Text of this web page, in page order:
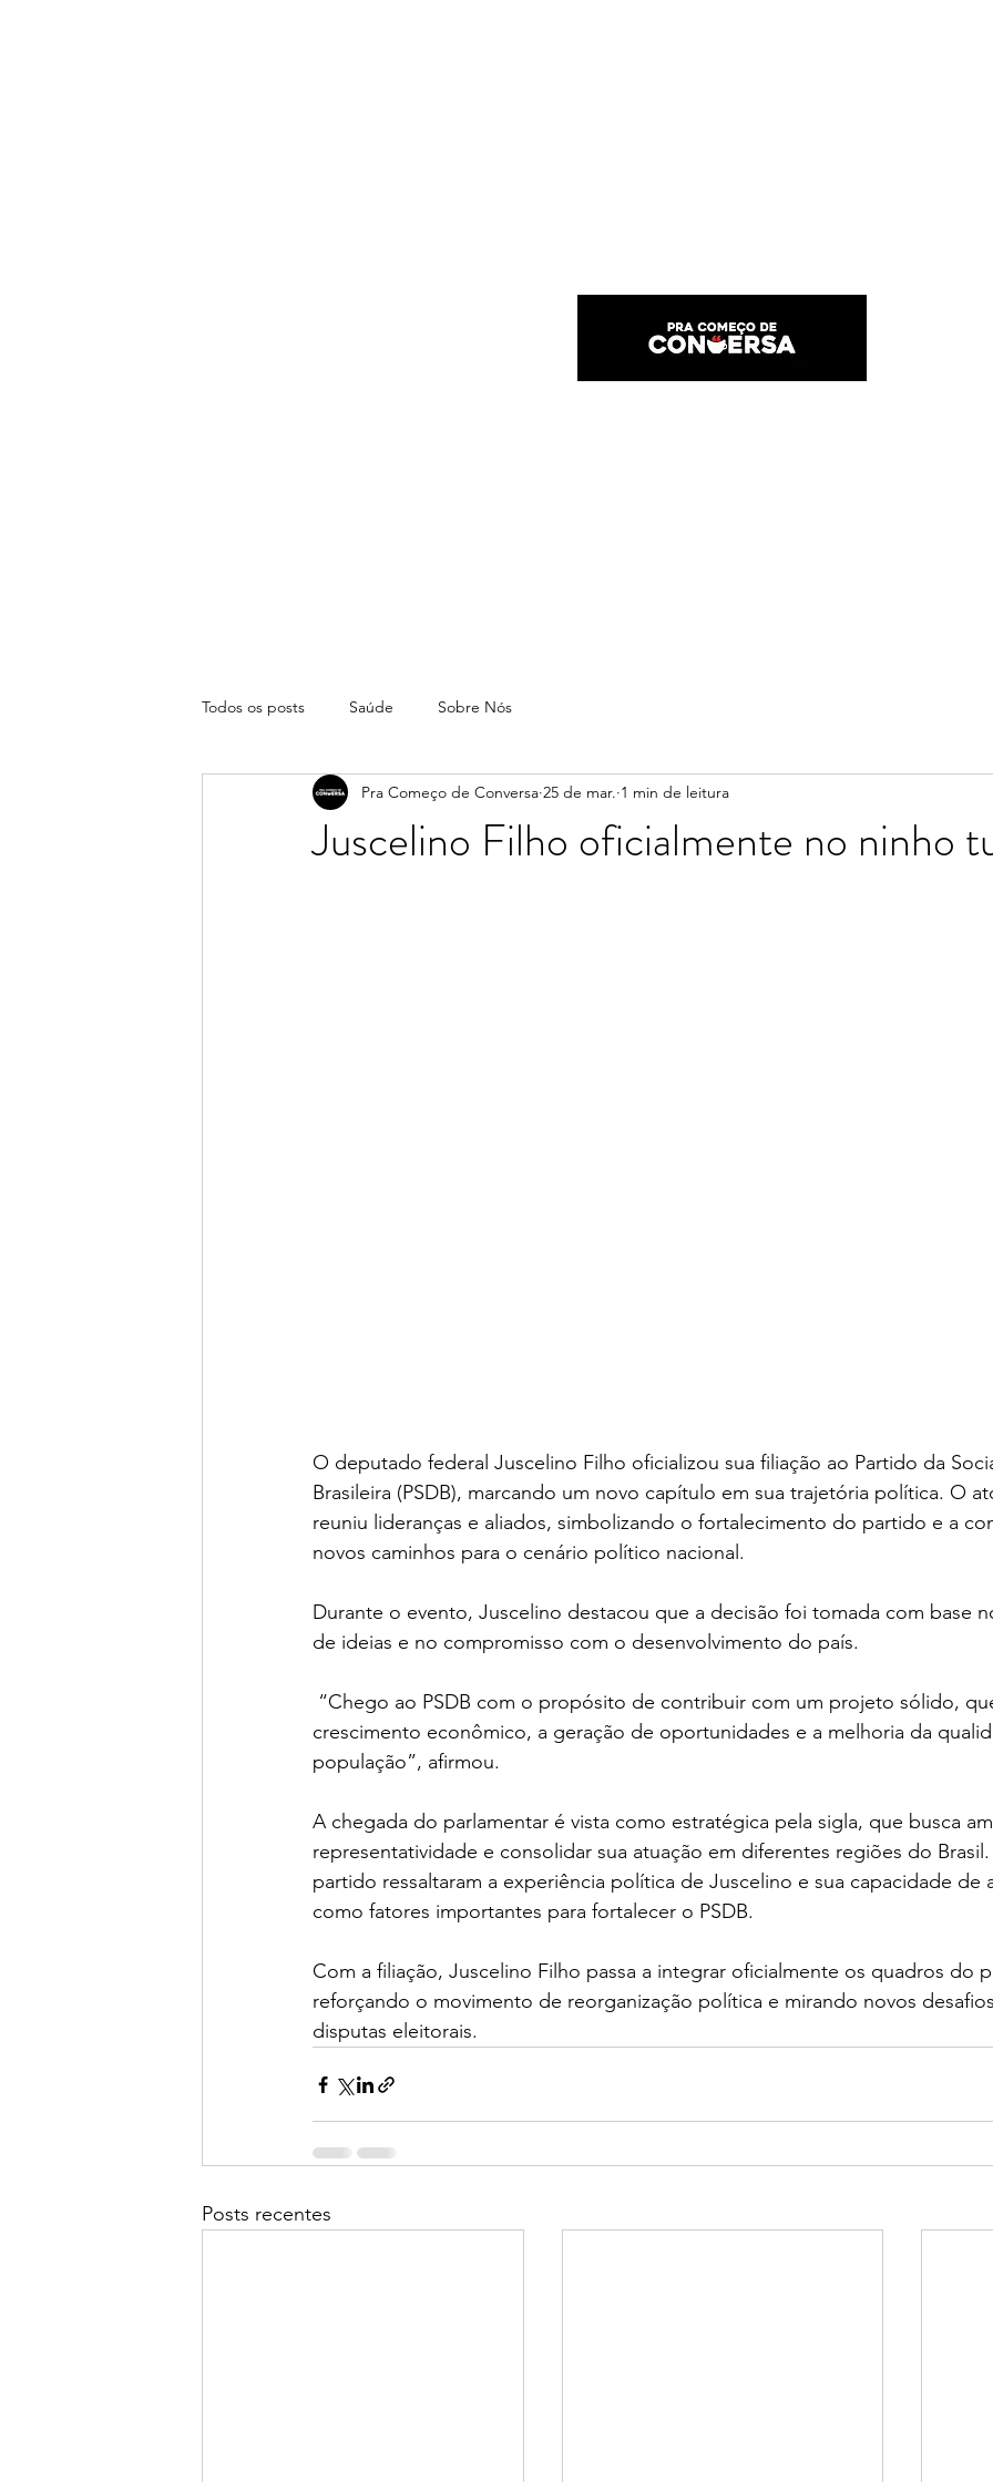
Todos os posts Saúde Sobre Nós
Juscelino Filho oficialmente no ninho
Pra Começo de Conversa 25 de mar. 1 min de leitura
O deputado federal Juscelino Filho oficializou sua filiação ao Partido da
Brasileira (PSDB), marcando um novo capítulo em sua trajetória política. O
reuniu lideranças e aliados, simbolizando o fortalecimento do partido e a
novos caminhos para o cenário político nacional.
Durante o evento, Juscelino destacou que a decisão foi tomada com base
de ideias e no compromisso com o desenvolvimento do país.
crescimento econômico, a geração de oportunidades e a melhoria da
população”, afirmou.
A chegada do parlamentar é vista como estratégica pela sigla, que busca
representatividade e consolidar sua atuação em diferentes regiões do
partido ressaltaram a experiência política de Juscelino e sua capacidade de
como fatores importantes para fortalecer o PSDB.
Com a filiação, Juscelino Filho passa a integrar oficialmente os quadros do
reforçando o movimento de reorganização política e mirando novos
disputas eleitorais.
Posts recentes